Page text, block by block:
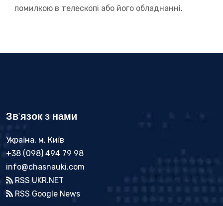
помилкою в телескопі або його обладнанні.
Зв'язок з нами
Україна, м. Київ
+38 (098) 494 79 98
info@chasnauki.com
RSS UKR.NET
RSS Google News